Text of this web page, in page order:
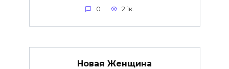
0 2.1к.
Новая Женщина